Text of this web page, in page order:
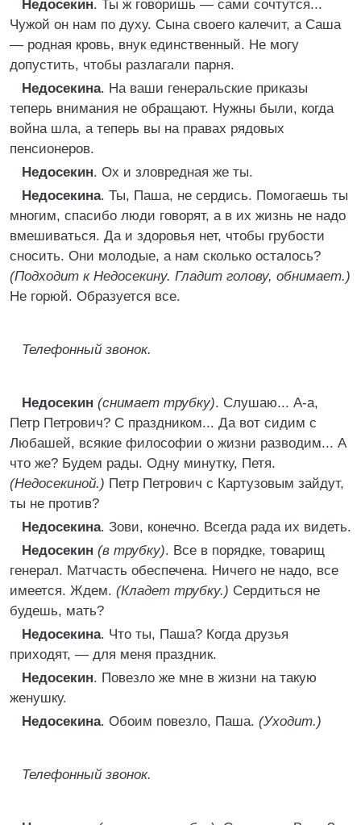
Недосекин. Ты ж говоришь — сами сочтутся...
Чужой он нам по духу. Сына своего калечит, а Саша
— родная кровь, внук единственный. Не могу
допустить, чтобы разлагали парня.
Недосекина. На ваши генеральские приказы
теперь внимания не обращают. Нужны были, когда
война шла, а теперь вы на правах рядовых
пенсионеров.
Недосекин. Ох и зловредная же ты.
Недосекина. Ты, Паша, не сердись. Помогаешь ты
многим, спасибо люди говорят, а в их жизнь не надо
вмешиваться. Да и здоровья нет, чтобы грубости
сносить. Они молодые, а нам сколько осталось?
(Подходит к Недосекину. Гладит голову, обнимает.)
Не горюй. Образуется все.
Телефонный звонок.
Недосекин (снимает трубку). Слушаю... А-а,
Петр Петрович? С праздником... Да вот сидим с
Любашей, всякие философии о жизни разводим... А
что же? Будем рады. Одну минутку, Петя.
(Недосекиной.) Петр Петрович с Картузовым зайдут,
ты не против?
Недосекина. Зови, конечно. Всегда рада их видеть.
Недосекин (в трубку). Все в порядке, товарищ
генерал. Матчасть обеспечена. Ничего не надо, все
имеется. Ждем. (Кладет трубку.) Сердиться не
будешь, мать?
Недосекина. Что ты, Паша? Когда друзья
приходят, — для меня праздник.
Недосекин. Повезло же мне в жизни на такую
женушку.
Недосекина. Обоим повезло, Паша. (Уходит.)
Телефонный звонок.